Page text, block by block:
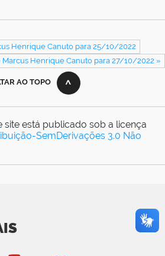
Henrique Canuto para 25/10/2022
Marcus Henrique Canuto para 27/10/2022 »
AO TOPO
está publicado sob a licença
SemDerivações 3.0 Não